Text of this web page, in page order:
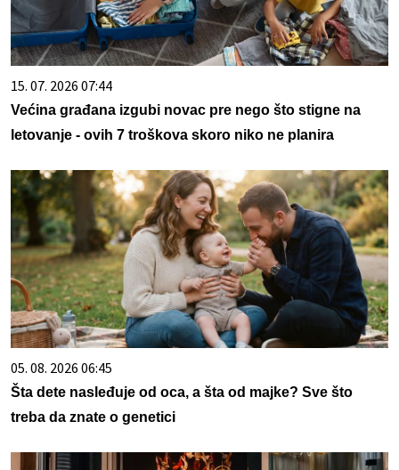
15. 07. 2026 07:44
Većina građana izgubi novac pre nego što stigne na
letovanje - ovih 7 troškova skoro niko ne planira
05. 08. 2026 06:45
Šta dete nasleđuje od oca, a šta od majke? Sve što
treba da znate o genetici